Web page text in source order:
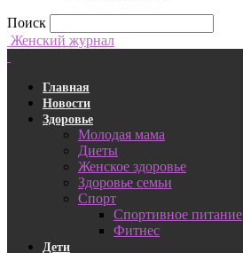
Поиск
Женский журнал
Главная
Новости
Здоровье
Молодая мама
Диеты
Женское здоровье
Здоровье семьи
Спорт
Спортивное питание
Фитнес
Дети